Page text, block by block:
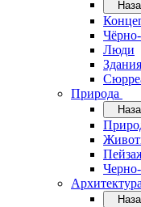
Люди
Здания
Природа
Архитектура